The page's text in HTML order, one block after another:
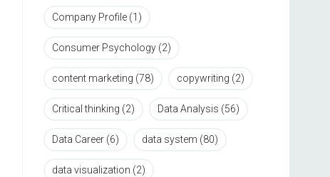
Company Profile (1)
Consumer Psychology (2)
content marketing (78) copywriting (2)
Critical thinking (2) Data Analysis (56)
Data Career (6) data system (80)
data visualization (2)